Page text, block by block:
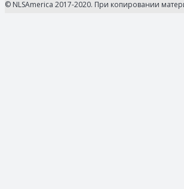
© NLSAmerica 2017-2020. При копировании